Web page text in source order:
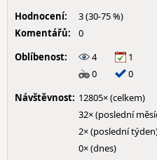
Hodnocení:
3 (30-75 %)
Komentářů:
0
Oblíbenost:
4
1
0
0
Návštěvnost: 12805× (celkem)
32× (poslední
2× (poslední
0× (dnes)